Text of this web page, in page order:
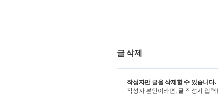
글 삭제
작성자만 글을 삭제할 수 있습니다.
작성자 본인이라면, 글 작성시 입